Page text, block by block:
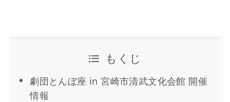
もくじ
劇団とんぼ座 in 宮崎市清武文化会館 開催
情報